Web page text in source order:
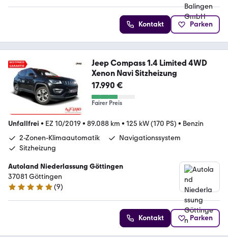
Kontakt Parken
Jeep Compass 1.4 Limited 4WD
Xenon Navi Sitzheizung
17.990 €
Fairer Preis
Unfallfrei • EZ 10/2019 • 89.088 km • 125 kW (170 PS) • Benzin
2-Zonen-Klimaautomatik
Navigationssystem
Sitzheizung
Autoland Niederlassung Göttingen
37081 Göttingen
5 Sterne
(9)
Kontakt Parken